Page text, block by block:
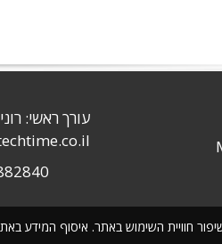
חוויית השימוש באתר. איסוף
עורך ראשי: